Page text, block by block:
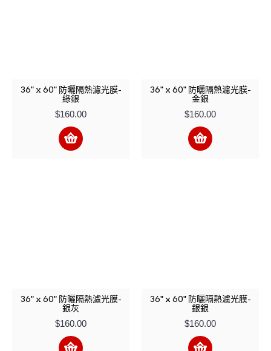
36" x 60" 防曬隔熱濾光膜-
綠銀
$160.00
36" x 60" 防曬隔熱濾光膜-
金銀
$160.00
36" x 60" 防曬隔熱濾光膜-
銀灰
$160.00
36" x 60" 防曬隔熱濾光膜-
銀銀
$160.00